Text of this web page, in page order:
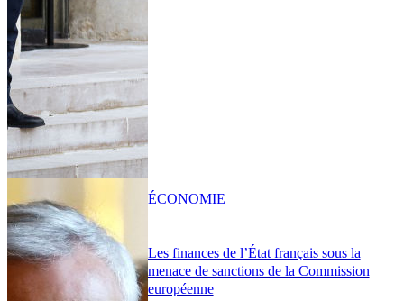
Les finances de l’État français sous la
menace de sanctions de la Commission
européenne
ÉCONOMIE